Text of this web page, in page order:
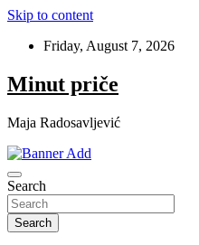
Skip to content
Friday, August 7, 2026
Minut priče
Maja Radosavljević
Search
Search